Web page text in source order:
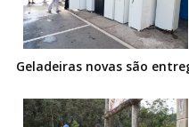
Geladeiras novas são